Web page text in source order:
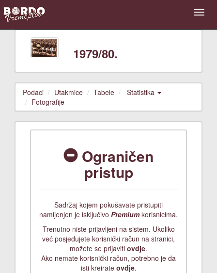
1979/80.
Podaci Utakmice Tabele
Statistika
Fotografije
Ograničen
pristup
Sadržaj kojem pokušavate pristupiti
namijenjen je isključivo Premiumkorisnicima.
Trenutno niste prijavljeni na sistem. Ukoliko
već posjedujete korisnički račun na stranici,
možete se prijaviti ovdje.
Ako nemate korisnički račun, potrebno je da
isti kreirate ovdje.